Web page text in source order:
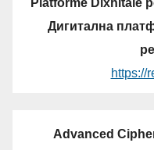
Platformë Dixhitale
Дигитална
https://
Advanced